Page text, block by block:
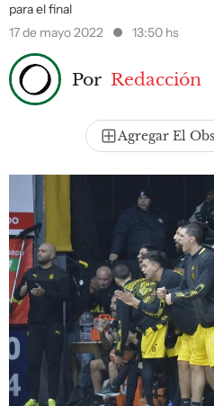
para el final
17 de mayo 2022
13:50 hs
Por Redacción
Agregar El